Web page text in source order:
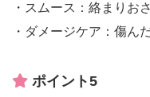
・スムース：絡まりお
・ダメージケア：傷ん
ポイント5